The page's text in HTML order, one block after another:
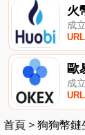
火
成
歐
成
首頁 > 狗狗幣鏈